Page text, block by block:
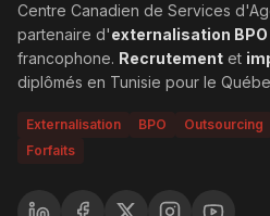
Centre Canadien de Services
partenaire d'externalisation BPO
francophone. Recrutement et
diplômés en Tunisie pour le
Externalisation BPO Outsourcing
Forfaits